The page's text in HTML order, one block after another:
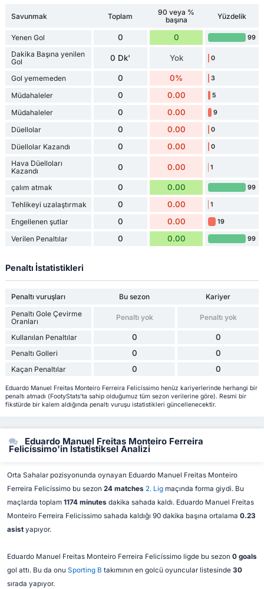
Savunmak Toplam
90 veya %
başına
Yüzdelik
Yenen Gol 0 0 99
Dakika Başına yenilen
Gol
0 Dk' Yok 0
Gol yememeden 0 0% 3
Müdahaleler 0 0.00 5
Müdahaleler 0 0.00 9
Düellolar 0 0.00 0
Düellolar Kazandı 0 0.00 0
Hava Düelloları
Kazandı
0 0.00 1
çalım atmak 0 0.00 99
Tehlikeyi uzalaştırmak 0 0.00 1
Engellenen şutlar 0 0.00 19
Verilen Penaltılar 0 0.00 99
Penaltı İstatistikleri
Penaltı vuruşları Bu sezon
Kariyer
Penaltı Gole Çevirme
Oranları
Penaltı yok Penaltı yok
Kullanılan Penaltılar 0 0
Penaltı Golleri 0 0
Kaçan Penaltılar 0 0
Eduardo Manuel Freitas Monteiro Ferreira Felicíssimo henüz kariyerlerinde herhangi bir
penaltı atmadı (FootyStats'ta sahip olduğumuz tüm sezon verilerine göre). Resmi bir
fikstürde bir kalem aldığında penaltı vuruşu istatistikleri güncellenecektir.
Eduardo Manuel Freitas Monteiro Ferreira
Felicíssimo'in İstatistiksel Analizi
Orta Sahalar pozisyonunda oynayan Eduardo Manuel Freitas Monteiro
Ferreira Felicíssimo bu sezon 24 matches 2. Ligmaçında forma giydi. Bu
maçlarda toplam 1174 minutes dakika sahada kaldı. Eduardo Manuel Freitas
Monteiro Ferreira Felicíssimo sahada kaldığı 90 dakika başına ortalama 0.23
asistyapıyor.
Eduardo Manuel Freitas Monteiro Ferreira Felicíssimo ligde bu sezon 0 goals
gol attı. Bu da onu Sporting B takımının en golcü oyuncular listesinde 30
sırada yapıyor.